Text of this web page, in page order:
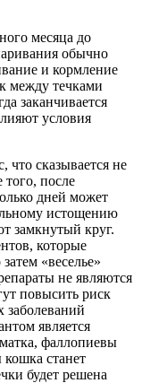
месяца до
обычно
и кормление
между течками
заканчивается
условия
что сказывается не
того, после
дней может
истощению
замкнутый круг.
которые
«веселье»
не являются
повысить риск
заболеваний
является
фаллопиевы
станет
будет решена